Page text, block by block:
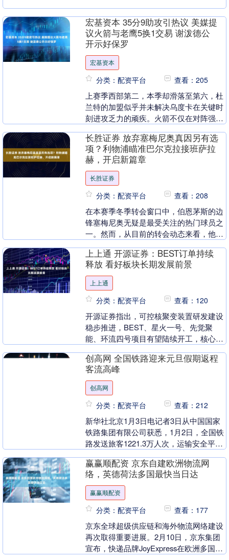
宏基资本 35分9助攻引热议 美媒提
议火箭与老鹰5换1交易 谢泼德公
开示好保罗
宏基资本
分类：配资平台 查看：205
上赛季西部第二，本季却滑落至第六，杜
兰特的加盟似乎并未解决乌度卡在关键时
刻进攻乏力的顽疾。火箭不仅在对阵强队
失利，困境明显。....
长胜证券 放弃塞梅尼奥真因另有选
项？利物浦瞄准巴尔克拉接班萨拉
赫，开启新篇章
长胜证券
分类：配资平台 查看：208
在本赛季冬季转会窗口中，伯恩茅斯的边
锋塞梅尼奥无疑是最受关注的热门球员之
一。然而，从目前的转会动态来看，他的
利物浦和切尔西等....
上上通 开源证券：BEST订单持续
释放 看好板块长期发展前景
上上通
分类：配资平台 查看：120
开源证券指出，可控核聚变装置研发建设
稳步推进，BEST、星火一号、先觉聚
能、环流四号项目有望陆续开工，核心部
造全球首家商....
创高网 全国铁路迎来元旦假期返程
客流高峰
创高网
分类：配资平台 查看：212
新华社北京1月3日电记者3日从中国国家
铁路集团有限公司获悉，1月2日，全国铁
路发送旅客1221.3万人次，运输安全平稳
174....
赢赢顺配资 京东自建欧洲物流网
络，英德荷法多国最快当日达
赢赢顺配资
分类：配资平台 查看：177
京东全球超级供应链和海外物流网络建设
再次取得重要进展。2月10日，京东集团
宣布，快递品牌JoyExpress在欧洲多国正